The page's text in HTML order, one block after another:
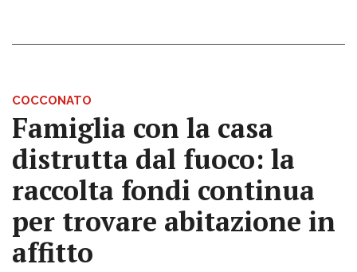
COCCONATO
Famiglia con la casa
distrutta dal fuoco: la
raccolta fondi continua
per trovare abitazione in
affitto